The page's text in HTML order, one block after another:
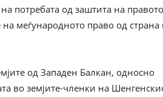
потребата од заштита на
меѓународното право од страна
од Западен Балкан, односно
во земјите-членки на